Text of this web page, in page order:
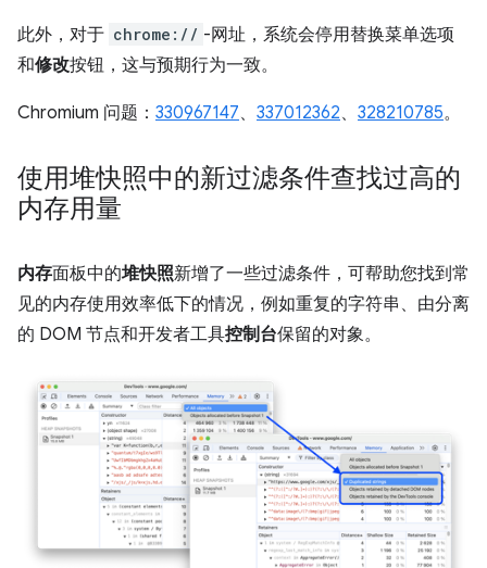
此外，对于 chrome:// -网址，系统会停用替换菜单选项
和修改按钮，这与预期行为一致。
Chromium 问题： 330967147、 337012362、 328210785。
使用堆快照中的新过滤条件查找过高的
内存用量
内存面板中的堆快照新增了一些过滤条件，可帮助您找到常
见的内存使用效率低下的情况，例如重复的字符串、由分离
的 DOM 节点和开发者工具控制台保留的对象。